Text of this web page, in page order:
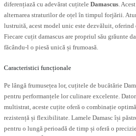
diferențiază cu adevărat cuțitele Damascus.
alternarea straturilor de oțel în timpul forjării.
lustruită, acest model unic este dezvăluit, oferind
Fiecare cuțit damascus are propriul său grăunte
făcându-l o piesă unică și frumoasă.
Caracteristici funcționale
Pe lângă frumusețea lor, cuțitele de bucătărie
pentru performanțele lor culinare excelente.
multistrat, aceste cuțite oferă o combinație
rezistență și flexibilitate. Lamele Damasc își
pentru o lungă perioadă de timp și oferă o